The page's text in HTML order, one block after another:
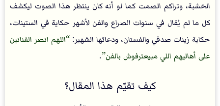
الخشبة، وتراكم الصمت كما لو أنه كان ينتظر هذا الصوت ليكشف
كل ما لم يُقال في سنوات الصراع والفن لأشهر حكاية في الستينات،
حكاية زينات صدقي والفستان، ودعائها الشهير:
اللهم انصر الفنانين
على أهاليهم اللي مبيعترفوش بالفن .
كيف تقيّم هذا المقال؟